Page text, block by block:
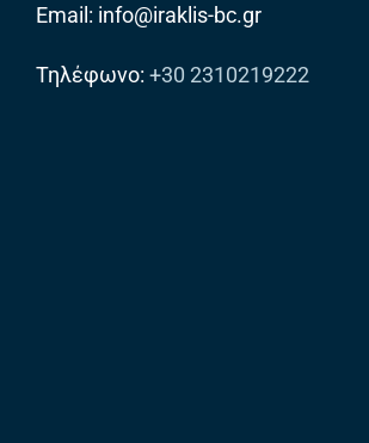
Email: info@iraklis-bc.gr
Τηλέφωνο: +30 2310219222